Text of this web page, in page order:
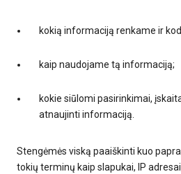
kokią informaciją renkame ir
kaip naudojame tą informaciją;
kokie siūlomi pasirinkimai,
atnaujinti informaciją.
Stengėmės viską paaiškinti kuo
tokių terminų kaip slapukai, IP